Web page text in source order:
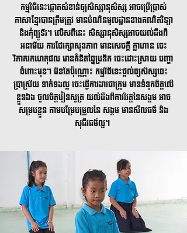
កម្មវិធីនេះផ្តោតសំខាន់ឲ្យសិស្សានុសិស្ស អាចប្រើប្រាស់
ភាសាខ្មែរបាន​ត្រឹមត្រូវ មានបំណិនមូលដ្ឋានខាងគណិតវិទ្យា
និងកុំព្យូទ័រ។ លើសពីនេះ សិស្សានុសិស្សអាចយល់ដឹងពី
អនាម័យ ការថែរក្សាសុខភាព មានសេចក្តី ក្លាហាន ចេះ
វិភាគរកហេតុផល មានគំនិតច្នៃប្រឌិត ចេះដោះស្រាយ​ បញ្ហា
ចំពោះមុខ។ មិនតែប៉ុណ្ណោះ កម្មវិធីនេះផ្តល់ឲ្យសិស្សចេះ
ប្រាស្រ័យ​ ទាក់ទងល្អ ចេះធ្វើការងារជាក្រុម មានទំនុកចិត្តលើ
ខ្លួនឯង ចូលចិត្តរៀនសូត្រ យល់ដឹងពីការវិវត្តនៃសង្គម អាច
សម្របខ្លួន តាមបម្រែបម្រួលនៃ សង្គម មានសីលធម៌ និង​
សុជីវធម៌ល្អ។